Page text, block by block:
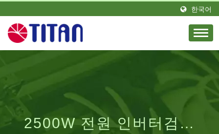
한국어
2500W 전원 인버터검색